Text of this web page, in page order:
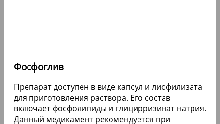
Фосфоглив
Препарат доступен в виде капсул и лиофилизата
для приготовления раствора. Его состав
включает фосфолипиды и глицирризинат натрия.
Данный медикамент рекомендуется при